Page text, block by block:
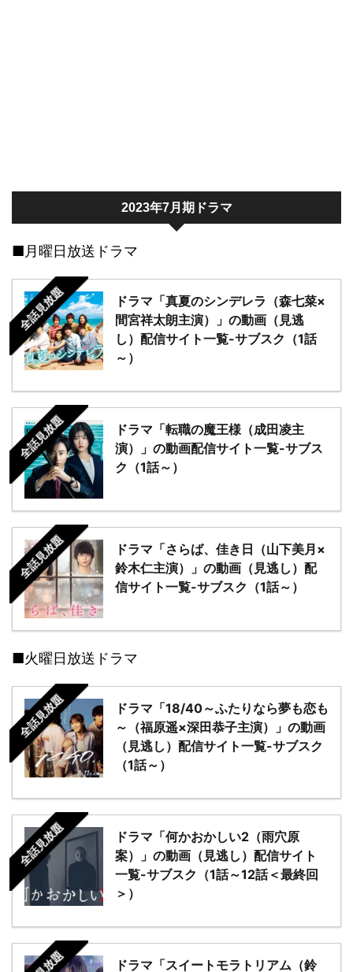
2023年7月期ドラマ
■月曜日放送ドラマ
全話見放題
ドラマ「真夏のシンデレラ（森七菜×
間宮祥太朗主演）」の動画（見逃
し）配信サイト一覧-サブスク（1話
～）
全話見放題
ドラマ「転職の魔王様（成田凌主
演）」の動画配信サイト一覧-サブス
ク（1話～）
全話見放題
ドラマ「さらば、佳き日（山下美月×
鈴木仁主演）」の動画（見逃し）配
信サイト一覧-サブスク（1話～）
■火曜日放送ドラマ
全話見放題
ドラマ「18/40～ふたりなら夢も恋も
～（福原遥×深田恭子主演）」の動画
（見逃し）配信サイト一覧-サブスク
（1話～）
全話見放題
ドラマ「何かおかしい2（雨穴原
案）」の動画（見逃し）配信サイト
一覧-サブスク（1話～12話＜最終回
＞）
ドラマ「スイートモラトリアム（鈴